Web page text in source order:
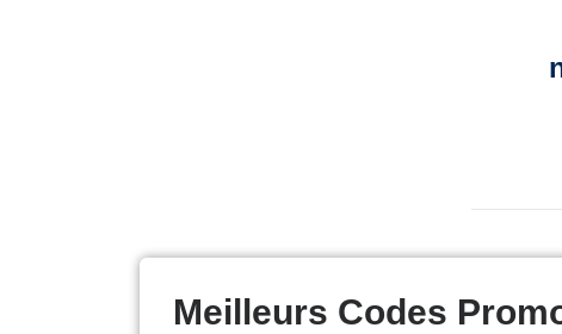
Meilleurs Codes